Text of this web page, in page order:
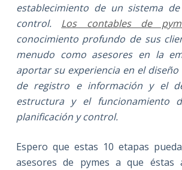
establecimiento de un sistema
control. Los contables de
conocimiento profundo de sus
menudo como asesores en la
aportar su experiencia en el diseño
de registro e información y el
estructura y el funcionamiento
planificación y control.
Espero que estas 10 etapas
asesores de pymes a que éstas